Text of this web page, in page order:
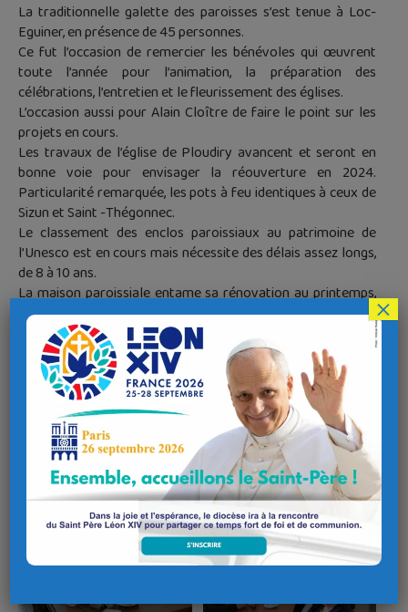
La traditionnelle galette des paroisses s’est tenue à Loc-
Eguiner, en présence de 45 personnes.
Ce fut l’occasion de remercier les bénévoles qui œuvrent
toute l’année pour l’animation, la préparation des
célébrations, l’entretien et le fleurissement des églises.
L’occasion aussi pour Alain Cloître de faire le point sur les
projets en cours.
Les travaux de l’église de Ploudiry avancent et seront en
bonne voie pour envisager la réouverture en 2024.
Particularité remarquée, les pots à feu identiques à ceux de
Sizun et Saint -Thégonnec.
Le classement des enclos paroissiaux au patrimoine de
l’Unesco est en cours mais nécessite des délais assez longs,
de 8 à 10 ans.
La maison paroissiale entame sa rénovation au printemps,
avec l’aide des bénévoles.
Ce moment de convivialité s’est terminé en chansons pour
célébrer les reines et les rois.
×